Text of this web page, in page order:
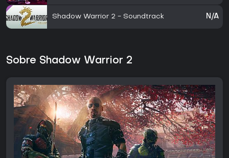
Shadow Warrior 2 - Soundtrack N/A
Sobre Shadow Warrior 2